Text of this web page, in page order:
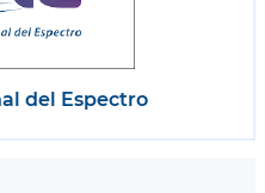
del Espectro